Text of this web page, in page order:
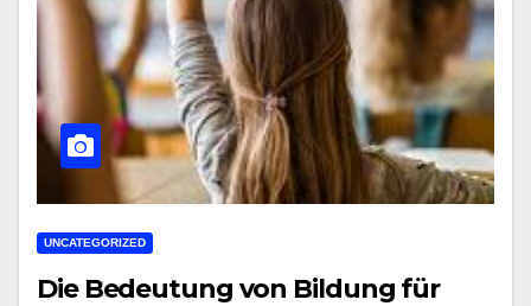
UNCATEGORIZED
Die Bedeutung von Bildung für